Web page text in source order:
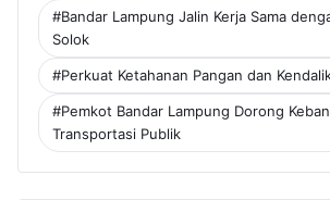
#Bandar Lampung Jalin Kerja Sama
Solok
#Perkuat Ketahanan Pangan dan
#Pemkot Bandar Lampung Dorong
Transportasi Publik